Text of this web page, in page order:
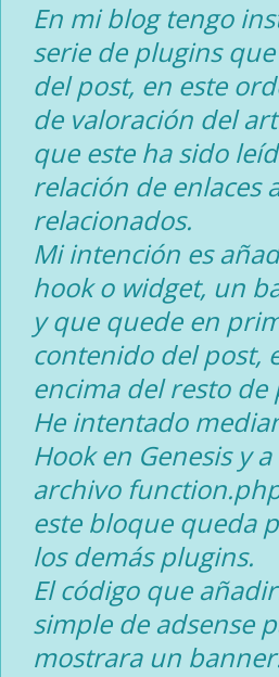
En mi blog tengo
serie de plugins
del post, en este
de valoración del
que este ha sido
relación de enlaces
relacionados.
Mi intención es
hook o widget, un
y que quede en
contenido del post,
encima del resto de
He intentado
Hook en Genesis y
archivo
este bloque queda
los demás plugins.
El código que
simple de adsense
mostrara un